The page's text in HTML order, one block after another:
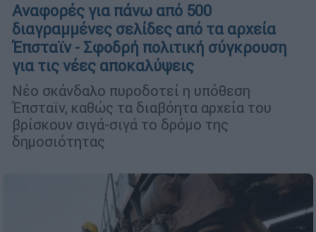
Αναφορές για πάνω από 500
διαγραμμένες σελίδες από τα αρχεία
Έπσταϊν - Σφοδρή πολιτική σύγκρουση
για τις νέες αποκαλύψεις
Νέο σκάνδαλο πυροδοτεί η υπόθεση
Έπσταϊν, καθώς τα διαβόητα αρχεία του
βρίσκουν σιγά-σιγά το δρόμο της
δημοσιότητας